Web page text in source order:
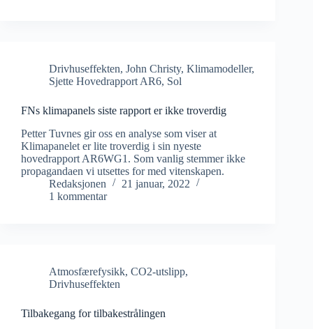
Drivhuseffekten, John Christy, Klimamodeller,
Sjette Hovedrapport AR6, Sol
FNs klimapanels siste rapport er ikke troverdig
Petter Tuvnes gir oss en analyse som viser at
Klimapanelet er lite troverdig i sin nyeste
hovedrapport AR6WG1. Som vanlig stemmer ikke
propagandaen vi utsettes for med vitenskapen.
Redaksjonen
21 januar, 2022
1 kommentar
Atmosfærefysikk, CO2-utslipp,
Drivhuseffekten
Tilbakegang for tilbakestrålingen